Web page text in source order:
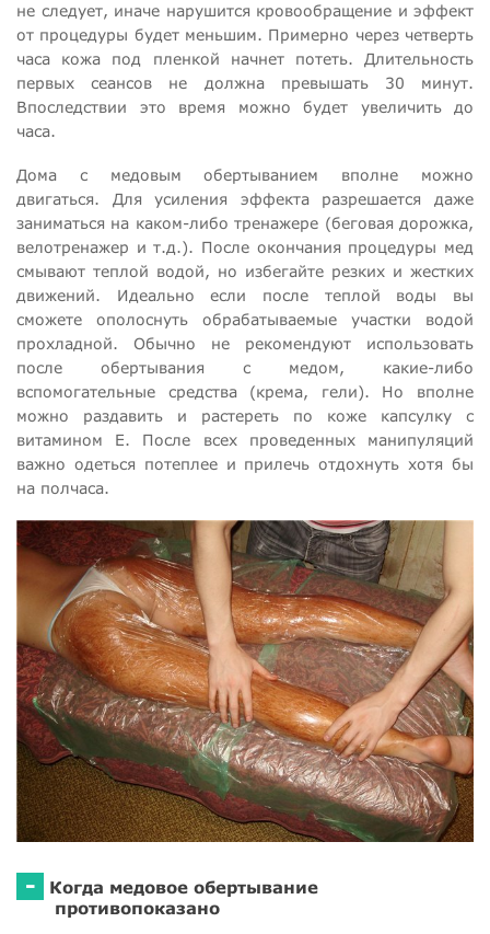
не следует, иначе нарушится кровообращение и эффект
от процедуры будет меньшим. Примерно через четверть
часа кожа под пленкой начнет потеть. Длительность
первых сеансов не должна превышать 30 минут.
Впоследствии это время можно будет увеличить до
часа.
Дома с медовым обертыванием вполне можно
двигаться. Для усиления эффекта разрешается даже
заниматься на каком-либо тренажере (беговая дорожка,
велотренажер и т.д.). После окончания процедуры мед
смывают теплой водой, но избегайте резких и жестких
движений. Идеально если после теплой воды вы
сможете ополоснуть обрабатываемые участки водой
прохладной. Обычно не рекомендуют использовать
после обертывания с медом, какие-либо
вспомогательные средства (крема, гели). Но вполне
можно раздавить и растереть по коже капсулку с
витамином Е. После всех проведенных манипуляций
важно одеться потеплее и прилечь отдохнуть хотя бы
на полчаса.
-
Когда медовое обертывание
противопоказано